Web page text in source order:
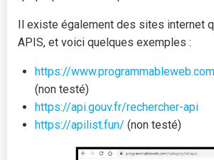
Il existe également des sites internet
APIS, et voici quelques exemples :
https://
(non testé)
https://api.gouv.fr/rechercher-api
https://apilist.fun/ (non testé)